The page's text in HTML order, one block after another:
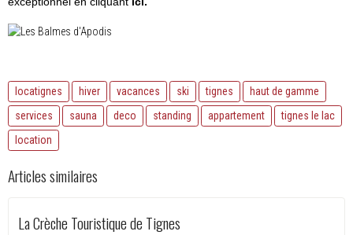
locatignes hiver vacances ski tignes
haut de gamme
services
sauna deco standing appartement
tignes le lac
location
Articles similaires
La Crèche Touristique de Tignes